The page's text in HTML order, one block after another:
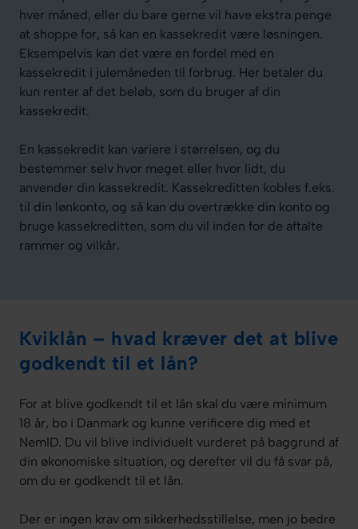
hver måned, eller du bare gerne vil have ekstra penge
at shoppe for, så kan en kassekredit være løsningen.
Eksempelvis kan det være en fordel med en
kassekredit i julemåneden til forbrug. Her betaler du
kun renter af det beløb, som du bruger af din
kassekredit.
En kassekredit kan variere i størrelsen, og du
bestemmer selv hvor meget eller hvor lidt, du
anvender din kassekredit. Kassekreditten kobles f.eks.
til din lønkonto, og så kan du overtrække din konto og
bruge kassekreditten, som du vil inden for de aftalte
rammer og vilkår.
Kviklån – hvad kræver det at blive
godkendt til et lån?
For at blive godkendt til et lån skal du være minimum
18 år, bo i Danmark og kunne verificere dig med et
NemID. Du vil blive individuelt vurderet på baggrund af
din økonomiske situation, og derefter vil du få svar på,
om du er godkendt til et lån.
Der er ingen krav om sikkerhedsstillelse, men jo bedre